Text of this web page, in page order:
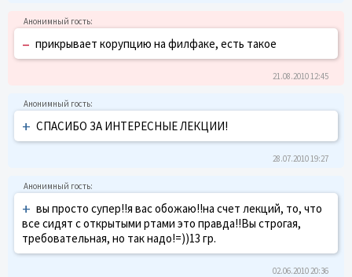
– прикрывает корупцию на филфаке, есть такое
21.08.2010 12:45
+ СПАСИБО ЗА ИНТЕРЕСНЫЕ ЛЕКЦИИ!
28.07.2010 19:27
+ вы просто супер!!я вас обожаю!!на счет лекций, то, что
все сидят с открытыми ртами это правда!!Вы строгая,
требовательная, но так надо!=))13 гр.
02.06.2010 20:36